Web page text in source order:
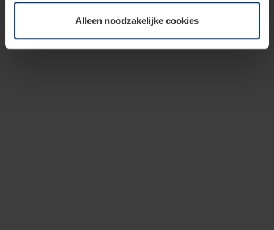
wijzigen of herroepen.Alleen noodzakelijke cookies